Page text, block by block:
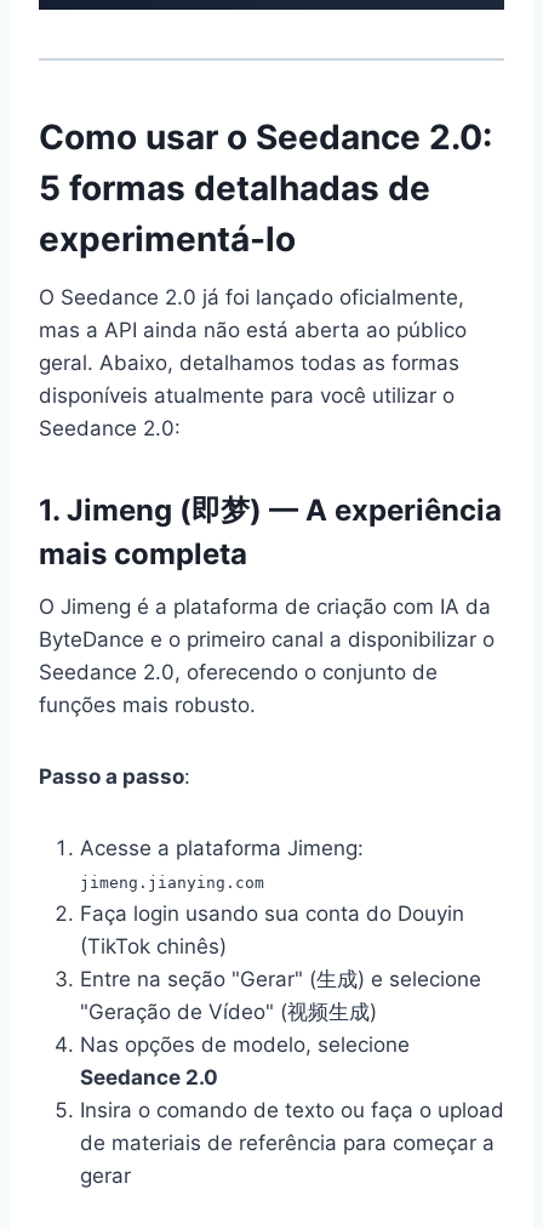
Como usar o Seedance 2.0:
5 formas detalhadas de
experimentá-lo
O Seedance 2.0 já foi lançado oficialmente,
mas a API ainda não está aberta ao público
geral. Abaixo, detalhamos todas as formas
disponíveis atualmente para você utilizar o
Seedance 2.0:
1. Jimeng (即梦) — A experiência
mais completa
O Jimeng é a plataforma de criação com IA da
ByteDance e o primeiro canal a disponibilizar o
Seedance 2.0, oferecendo o conjunto de
funções mais robusto.
Passo a passo:
Acesse a plataforma Jimeng:
jimeng.jianying.com
Faça login usando sua conta do Douyin
(TikTok chinês)
Entre na seção "Gerar" (生成) e selecione
"Geração de Vídeo" (视频生成)
Nas opções de modelo, selecione
Seedance 2.0
Insira o comando de texto ou faça o upload
de materiais de referência para começar a
gerar